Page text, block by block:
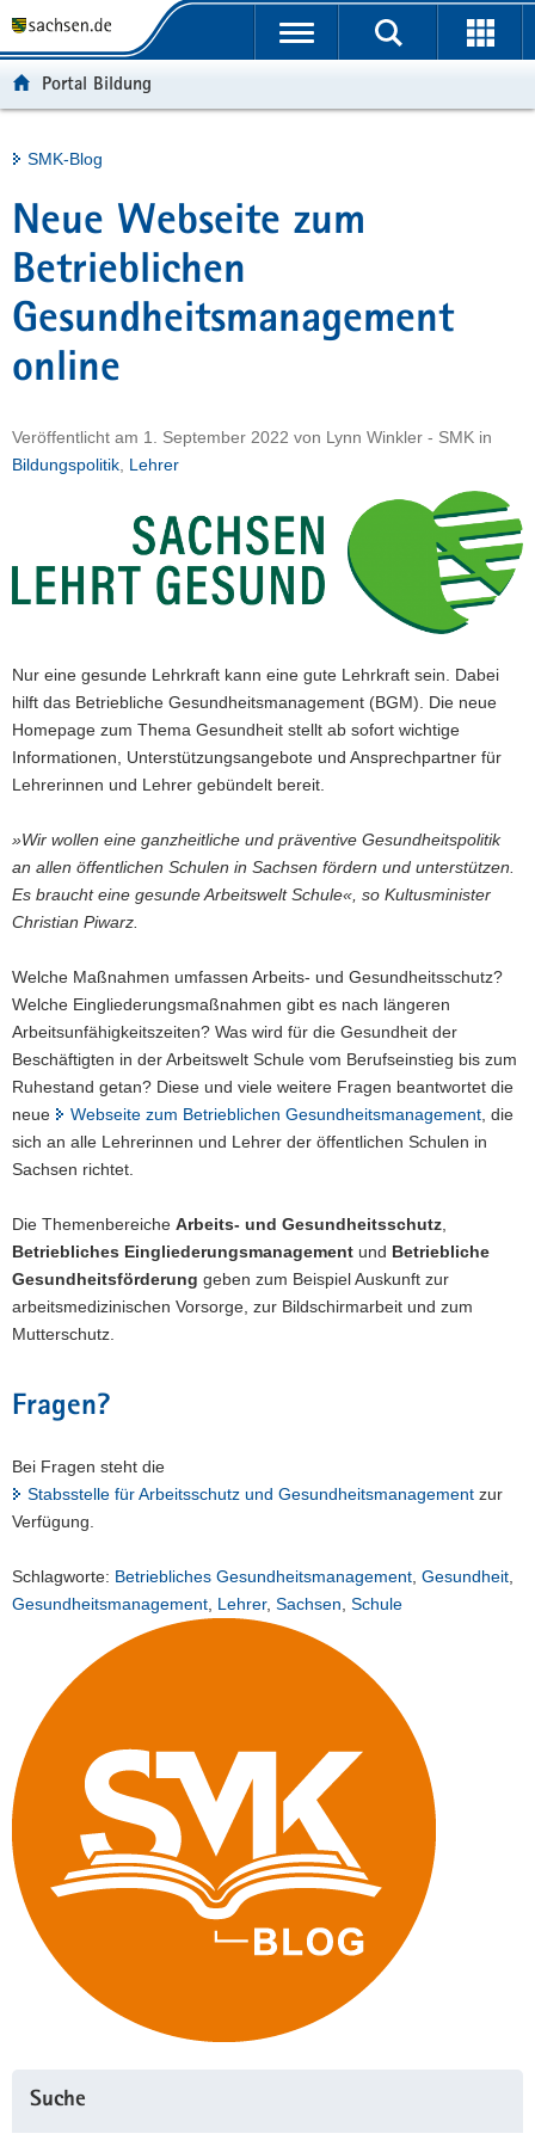
t
b
e
r
g
r
i
a
t
i
o
n
u
n
h
a
l
t
e
v
c
e
Portalübergreifende
Portal Bildung
Hauptinhalt
SMK-Blog
Neue Webseite zum
Betrieblichen
Gesundheitsmanagement
online
Veröffentlicht am 1. September 2022 von Lynn Winkler - SMK in
Bildungspolitik Lehrer
Nur eine gesunde Lehrkraft kann eine gute Lehrkraft sein. Dabei
hilft das Betriebliche Gesundheitsmanagement (BGM). Die neue
Homepage zum Thema Gesundheit stellt ab sofort wichtige
Informationen, Unterstützungsangebote und Ansprechpartner für
Lehrerinnen und Lehrer gebündelt bereit.
»Wir wollen eine ganzheitliche und präventive Gesundheitspolitik
an allen öffentlichen Schulen in Sachsen fördern und unterstützen.
Es braucht eine gesunde Arbeitswelt Schule«, so Kultusminister
Christian Piwarz.
Welche Maßnahmen umfassen Arbeits- und Gesundheitsschutz?
Welche Eingliederungsmaßnahmen gibt es nach längeren
Arbeitsunfähigkeitszeiten? Was wird für die Gesundheit der
Beschäftigten in der Arbeitswelt Schule vom Berufseinstieg bis zum
Ruhestand getan? Diese und viele weitere Fragen beantwortet die
neue
Webseite zum Betrieblichen Gesundheitsmanagement , die
sich an alle Lehrerinnen und Lehrer der öffentlichen Schulen in
Sachsen richtet.
Die Themenbereiche Arbeits- und Gesundheitsschutz
Betriebliches Eingliederungsmanagement und Betriebliche
Gesundheitsförderung geben zum Beispiel Auskunft zur
arbeitsmedizinischen Vorsorge, zur Bildschirmarbeit und zum
Mutterschutz.
Fragen?
Bei Fragen steht die
Stabsstelle für Arbeitsschutz und Gesundheitsmanagement zur
Verfügung.
Schlagworte: Betriebliches Gesundheitsmanagement, Gesundheit,
Gesundheitsmanagement, Lehrer, Sachsen, Schule
Suche